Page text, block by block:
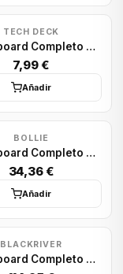
TECH DECK
Fingerboard Completo Tech Deck: Primitive PT
7,99 €
Añadir
BOLLIE
Fingerboard Completo Bollie: Psychedelic Red Set 30.5mm
34,36 €
Añadir
BLACKRIVER
Fingerboard Completo Blackriver: Mini Logo Nature Set X-Wide 33.3mm